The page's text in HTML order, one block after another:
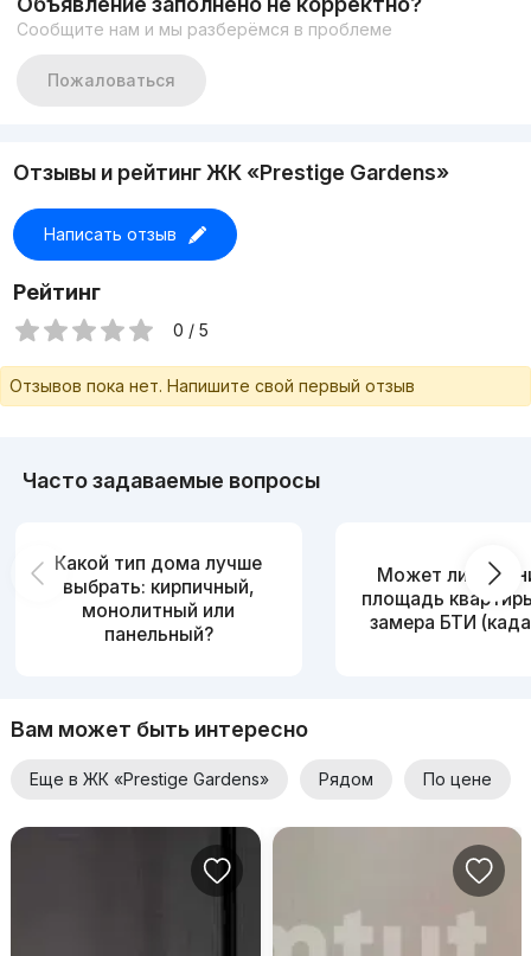
Сообщите нам и мы разберёмся в проблеме
Пожаловаться
Отзывы и рейтинг ЖК «Prestige Gardens»
Написать отзыв
Рейтинг
0 / 5
Отзывов пока нет. Напишите свой первый отзыв
Часто задаваемые вопросы
Какой тип дома лучше
выбрать: кирпичный,
монолитный или
панельный?
Может ли
площадь
замера БТИ
Вам может быть интересно
Еще в ЖК «Prestige Gardens» Рядом По цене